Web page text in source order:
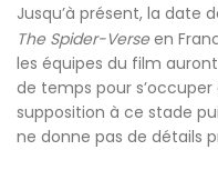
Jusqu’à présent, la date
The Spider-Verseen
les équipes du film
de temps pour
supposition à ce stade
ne donne pas de détails